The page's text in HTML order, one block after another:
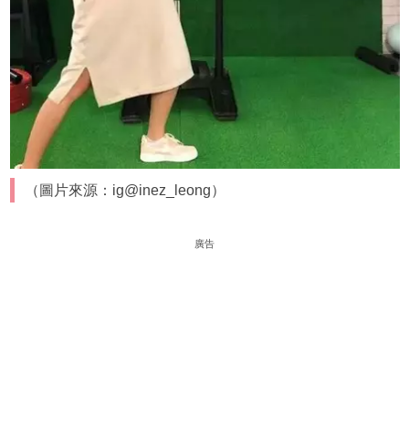
（圖片來源：ig@inez_leong）
廣告